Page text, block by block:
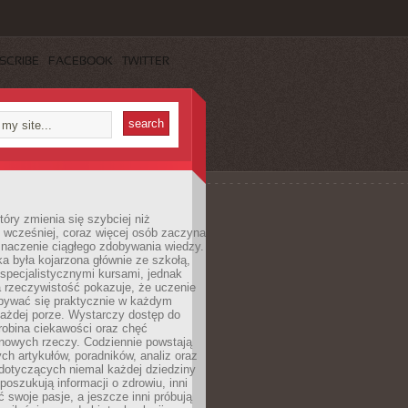
FACEBOOK TWITTER
zmienia się szybciej niż
wcześniej, coraz więcej osób zaczyna
ciągłego zdobywania wiedzy.
była kojarzona głównie ze szkołą,
kursami, jednak
rzeczywistość pokazuje, że uczenie
się praktycznie w każdym
porze. Wystarczy dostęp do
ciekawości oraz chęć
rzeczy. Codziennie powstają
artykułów, poradników, analiz oraz
niemal każdej dziedziny
informacji o zdrowiu, inni
swoje pasje, a jeszcze inni próbują